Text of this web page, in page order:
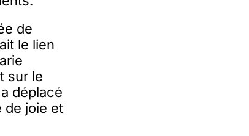
de
le lien
sur le
déplacé
de joie et